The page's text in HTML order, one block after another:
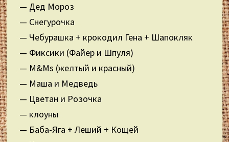
— Дед Мороз
— Снегурочка
— Чебурашка + крокодил Гена + Шапокляк
— Фиксики (Файер и Шпуля)
— M&Ms (желтый и красный)
— Маша и Медведь
— Цветан и Розочка
— клоуны
— Баба-Яга + Леший + Кощей